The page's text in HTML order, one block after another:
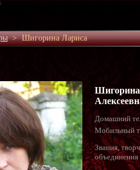
>Шигорина Лариса
Домашний
Мобильный
Звания,
объединения